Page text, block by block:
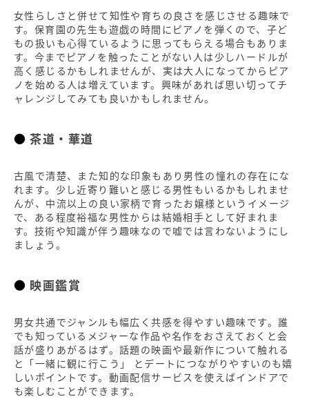
女性らしさと併せて知性や育ちの良さを感じさせる趣味で
す。保育園の先生も遊戯の時間にピアノを弾くので、子ど
もの扱いも心得ているように思ってもらえる場合もありま
す。今までピアノを触ったことがない人は少しハードルが
高く感じるかもしれませんが、実は大人になってからピア
ノを始める人は増えています。興味があれば思い切ってチ
ャレンジしてみても良いかもしれません。
茶道・華道
古風で清楚、また知的な印象もあり男性の憧れの存在にな
れます。少し近寄り難いと感じる男性もいるかもしれませ
んが、中流以上の良い家柄で育ったお嬢様というイメージ
で、ある程度裕福な男性からは結婚相手として好まれま
す。技術や知識が伴う趣味なので嘘では言わないようにし
ましょう。
映画鑑賞
男女共通でジャンルも幅広く共感を得やすい趣味です。誰
でも知っているメジャーな作品や名作をおさえておくと会
話が盛りあがるはず。話題の映画や最新作について触れる
と「一緒に観に行こう」 とデートにつながりやすいのも嬉
しいポイントです。動画配信サービスを使えばインドアで
も楽しむことができます。